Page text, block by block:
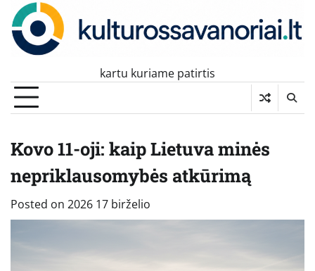
Skip
content
kartu kuriame patirtis
Kovo 11-oji: kaip Lietuva minės
nepriklausomybės atkūrimą
Posted on 2026 17 birželio